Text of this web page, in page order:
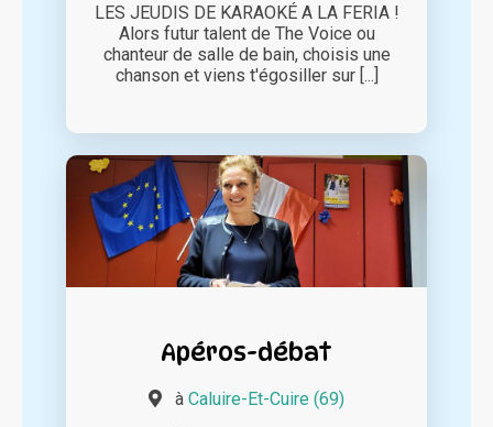
LES JEUDIS DE KARAOKÉ A LA FERIA !
Alors futur talent de The Voice ou
chanteur de salle de bain, choisis une
chanson et viens t'égosiller sur [...]
Apéros-débat
à Caluire-Et-Cuire (69)